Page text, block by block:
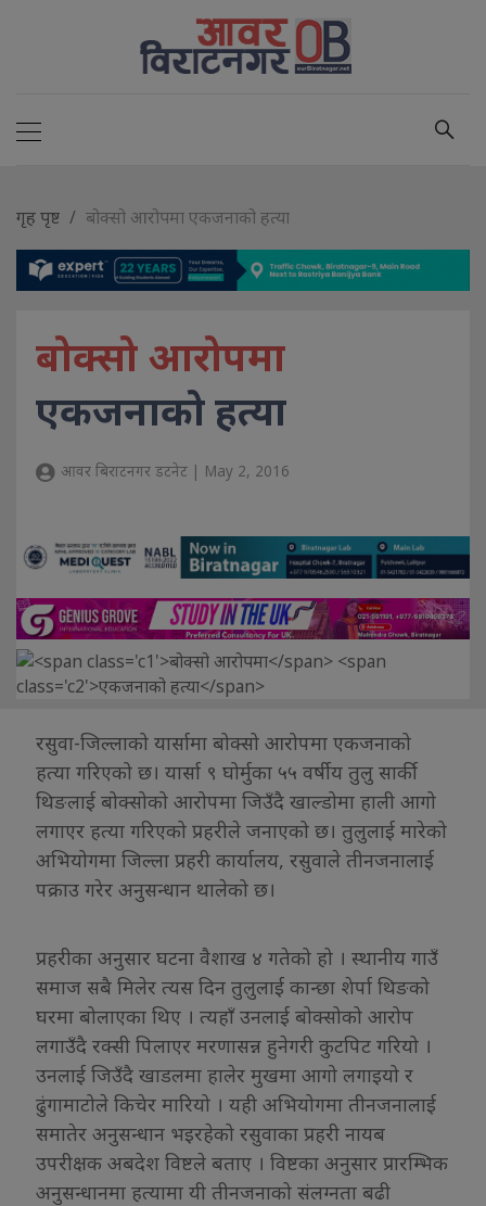
गृह पृष्ट बोक्सो आरोपमा एकजनाको हत्या
बोक्सो आरोपमा
एकजनाको हत्या
आवर बिराटनगर डटनेट | May 2, 2016
रसुवा-जिल्लाको यार्सामा बोक्सो आरोपमा एकजनाको
हत्या गरिएको छ। यार्सा ९ घोर्मुका ५५ वर्षीय तुलु सार्की
थिङलाई बोक्सोको आरोपमा जिउँदै खाल्डोमा हाली आगो
लगाएर हत्या गरिएको प्रहरीले जनाएको छ। तुलुलाई मारेको
अभियोगमा जिल्ला प्रहरी कार्यालय, रसुवाले तीनजनालाई
पक्राउ गरेर अनुसन्धान थालेको छ।
प्रहरीका अनुसार घटना वैशाख ४ गतेको हो । स्थानीय गाउँ
समाज सबै मिलेर त्यस दिन तुलुलाई कान्छा शेर्पा थिङको
घरमा बोलाएका थिए । त्यहाँ उनलाई बोक्सोको आरोप
लगाउँदै रक्सी पिलाएर मरणासन्न हुनेगरी कुटपिट गरियो ।
उनलाई जिउँदै खाडलमा हालेर मुखमा आगो लगाइयो र
ढुंगामाटोले किचेर मारियो । यही अभियोगमा तीनजनालाई
समातेर अनुसन्धान भइरहेको रसुवाका प्रहरी नायब
उपरीक्षक अबदेश विष्टले बताए । विष्टका अनुसार प्रारम्भिक
अनुसन्धानमा हत्यामा यी तीनजनाको संलग्नता बढी